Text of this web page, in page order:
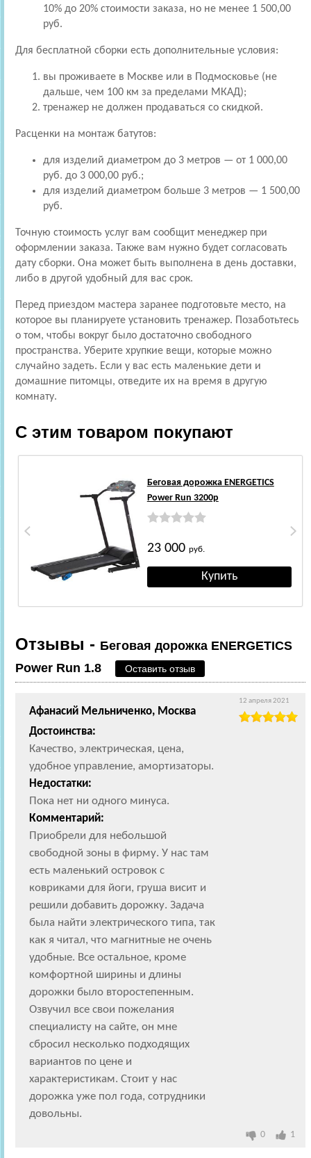
10% до 20% стоимости заказа, но не менее 1 500,00
руб.
Для бесплатной сборки есть дополнительные условия:
вы проживаете в Москве или в Подмосковье (не
дальше, чем 100 км за пределами МКАД);
тренажер не должен продаваться со скидкой.
Расценки на монтаж батутов:
для изделий диаметром до 3 метров — от 1 000,00
руб. до 3 000,00 руб.;
для изделий диаметром больше 3 метров — 1 500,00
руб.
Точную стоимость услуг вам сообщит менеджер при
оформлении заказа. Также вам нужно будет согласовать
дату сборки. Она может быть выполнена в день доставки,
либо в другой удобный для вас срок.
Перед приездом мастера заранее подготовьте место, на
которое вы планируете установить тренажер. Позаботьтесь
о том, чтобы вокруг было достаточно свободного
пространства. Уберите хрупкие вещи, которые можно
случайно задеть. Если у вас есть маленькие дети и
домашние питомцы, отведите их на время в другую
комнату.
С этим товаром покупают
Беговая дорожка ENERGETICS
Power Run 3200p
23 000 руб.
Отзывы - Беговая дорожка ENERGETICS
Power Run 1.8
Оставить отзыв
Афанасий Мельниченко, Москва
Достоинства:
Качество, электрическая, цена,
удобное управление, амортизаторы.
Недостатки:
Пока нет ни одного минуса.
Комментарий:
Приобрели для небольшой
свободной зоны в фирму. У нас там
есть маленький островок с
ковриками для йоги, груша висит и
решили добавить дорожку. Задача
была найти электрического типа, так
как я читал, что магнитные не очень
удобные. Все остальное, кроме
комфортной ширины и длины
дорожки было второстепенным.
Озвучил все свои пожелания
специалисту на сайте, он мне
сбросил несколько подходящих
вариантов по цене и
характеристикам. Стоит у нас
дорожка уже пол года, сотрудники
довольны.
12 апреля 2021
0 1